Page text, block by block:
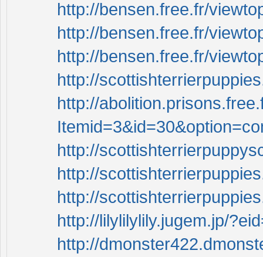
http://bensen.free.fr/
http://bensen.free.fr/
http://bensen.free.fr/
http://
http://
http://
http://
http://
http://lilylilylily.jugem.jp/
http://